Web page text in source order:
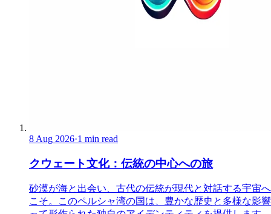
8 Aug 2026·1 min read
クウェート文化：伝統の中心への旅
砂漠が海と出会い、古代の伝統が現代と対話する宇宙
こそ。このペルシャ湾の国は、豊かな歴史と多様な影